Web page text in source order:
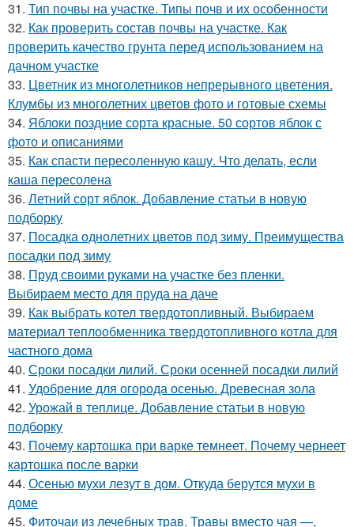
31. Тип почвы на участке. Типы почв и их особенности
32. Как проверить состав почвы на участке. Как
проверить качество грунта перед использованием на
дачном участке
33. Цветник из многолетников непрерывного цветения.
Клумбы из многолетних цветов фото и готовые схемы
34. Яблоки поздние сорта красные. 50 сортов яблок с
фото и описаниями
35. Как спасти пересоленную кашу. Что делать, если
каша пересолена
36. Летний сорт яблок. Добавление статьи в новую
подборку
37. Посадка однолетних цветов под зиму. Преимущества
посадки под зиму
38. Пруд своими руками на участке без пленки.
Выбираем место для пруда на даче
39. Как выбрать котел твердотопливный. Выбираем
материал теплообменника твердотопливного котла для
частного дома
40. Сроки посадки лилий. Сроки осенней посадки лилий
41. Удобрение для огорода осенью. Древесная зола
42. Урожай в теплице. Добавление статьи в новую
подборку
43. Почему картошка при варке темнеет. Почему чернеет
картошка после варки
44. Осенью мухи лезут в дом. Откуда берутся мухи в
доме
45. Фиточаи из лечебных трав. Травы вместо чая —,